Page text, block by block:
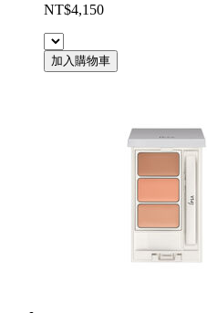
NT$4,150
加入購物車